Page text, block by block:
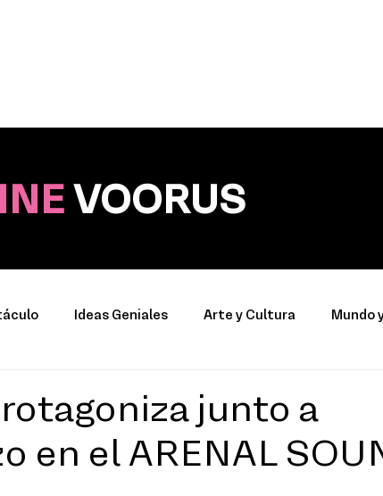
VOORUS
Ideas Geniales Arte y Cultura Mundo
junto a
en el ARENAL